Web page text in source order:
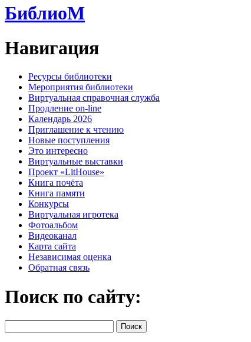
БиблиоМ
Навигация
Ресурсы библиотеки
Мероприятия библиотеки
Виртуальная справочная служба
Продление on-line
Календарь 2026
Приглашение к чтению
Новые поступления
Это интересно
Виртуальные выставки
Проект «LitHouse»
Книга почёта
Книга памяти
Конкурсы
Виртуальная игротека
Фотоальбом
Видеоканал
Карта сайта
Независимая оценка
Обратная связь
Поиск по сайту: